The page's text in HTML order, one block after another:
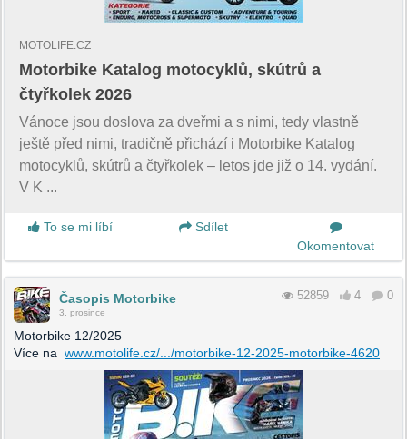
MOTOLIFE.CZ
Motorbike Katalog motocyklů, skútrů a
čtyřkolek 2026
Vánoce jsou doslova za dveřmi a s nimi, tedy vlastně
ještě před nimi, tradičně přichází i Motorbike Katalog
motocyklů, skútrů a čtyřkolek – letos jde již o 14. vydání.
V K ...
To se mi líbí
Sdílet
Okomentovat
Časopis Motorbike
3. prosince
52859 4 0
Motorbike 12/2025
Více na www.motolife.cz/.../motorbike-12-2025-motorbike-4620